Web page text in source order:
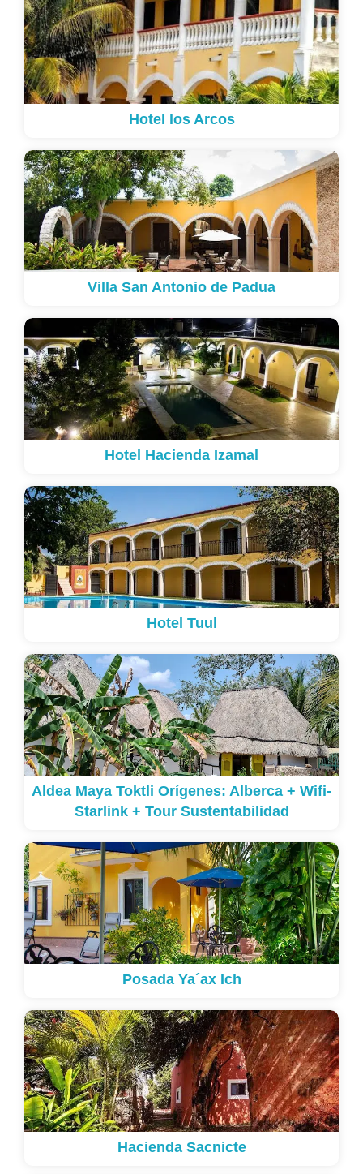
Hotel los Arcos
Villa San Antonio de Padua
Hotel Hacienda Izamal
Hotel Tuul
Aldea Maya Toktli Orígenes: Alberca + Wifi-
Starlink + Tour Sustentabilidad
Posada Ya´ax Ich
Hacienda Sacnicte